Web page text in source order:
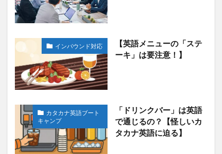
インバウンド対応
【英語メニューの「ステ
ーキ」は要注意！】
カタカナ英語ブート
キャンプ
「ドリンクバー」は英語
で通じるの？【怪しいカ
タカナ英語に迫る】